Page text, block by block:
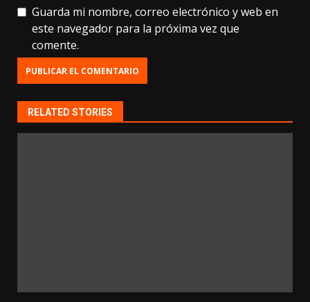
Guarda mi nombre, correo electrónico y web en
este navegador para la próxima vez que
comente.
RELATED STORIES